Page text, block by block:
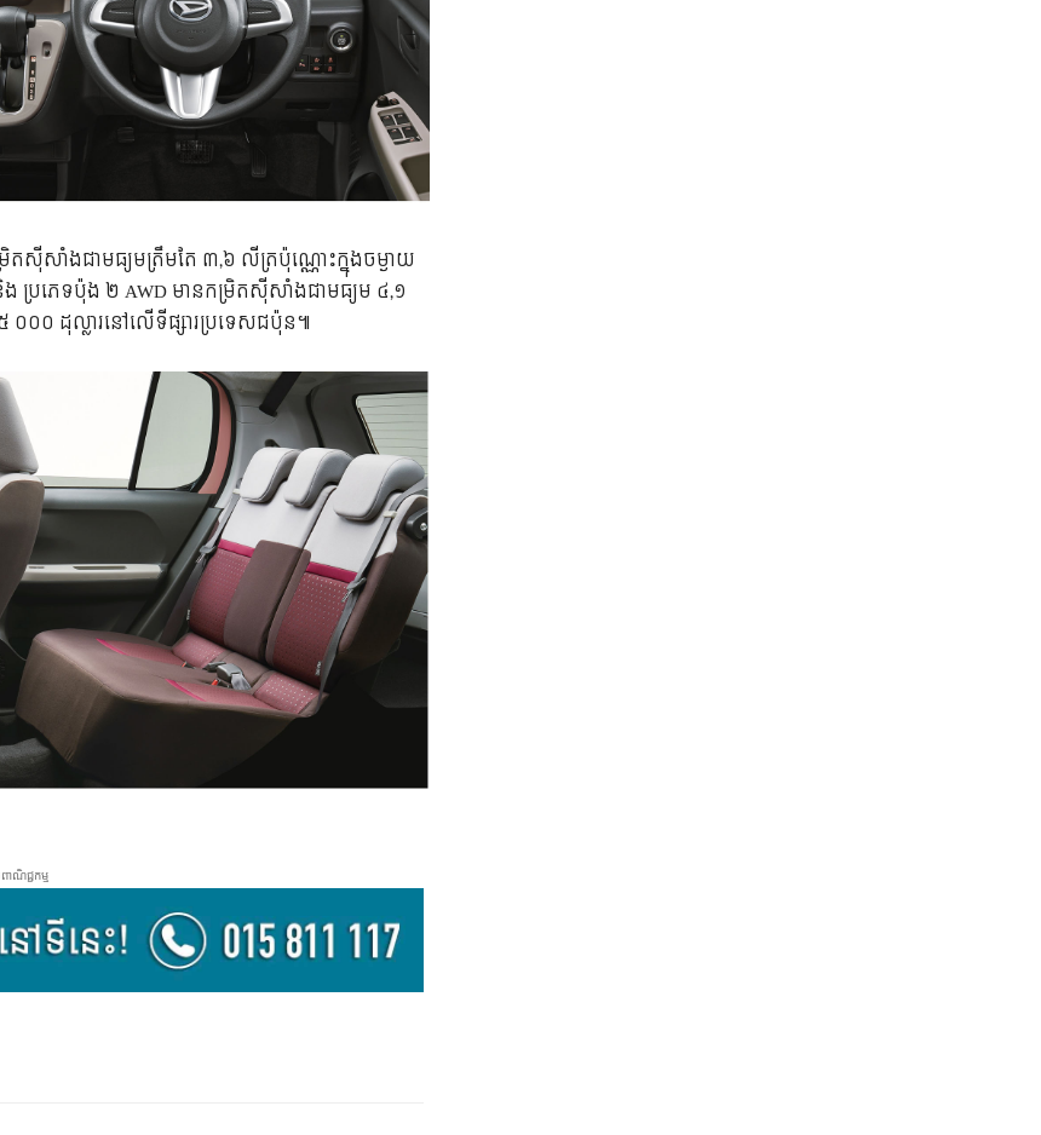
ត​ស៊ីសាំង​ជា​មធ្យម​ត្រឹមតែ ៣,៦ លីត្រ​ប៉ុណ្ណោះ​ក្នុង​ចម្ងាយ
ប្រភេទប៉ុង ២ AWD មាន​កម្រិត​ស៊ីសាំង​ជា​មធ្យម ៤,‌១
០០ ដុល្លារ​នៅ​លើ​ទីផ្សារ​ប្រទេស​ជប៉ុន៕
ាណិជ្ជកម្ម